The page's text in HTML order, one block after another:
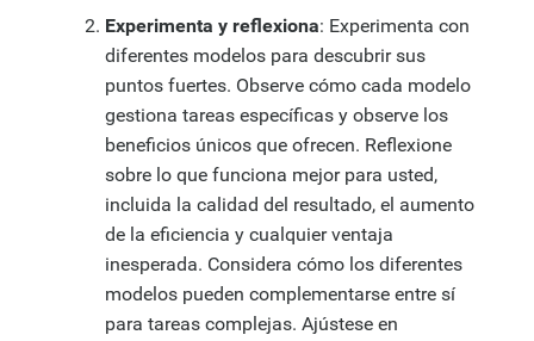
Experimenta y reflexiona: Experimenta con
diferentes modelos para descubrir sus
puntos fuertes. Observe cómo cada modelo
gestiona tareas específicas y observe los
beneficios únicos que ofrecen. Reflexione
sobre lo que funciona mejor para usted,
incluida la calidad del resultado, el aumento
de la eficiencia y cualquier ventaja
inesperada. Considera cómo los diferentes
modelos pueden complementarse entre sí
para tareas complejas. Ajústese en